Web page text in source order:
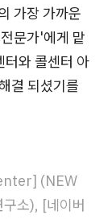
가장 가까운
문가'에게 맡
터와 콜센터 아
결 되셨기를
(NEW
소), [네이버